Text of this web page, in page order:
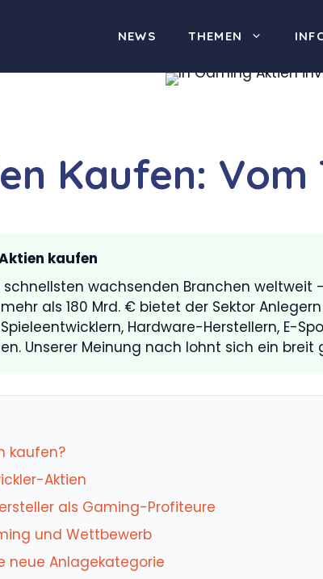
NEWS THEMEN
Kaufen:
kaufen
wachsenden Branchen weltweit
als 180 Mrd. € bietet der Sektor
Hardware-Herstellern, E-
Unserer Meinung nach lohnt sich ein
kaufen?
Aktien
als Gaming-Profiteure
und Wettbewerb
neue Anlagekategorie